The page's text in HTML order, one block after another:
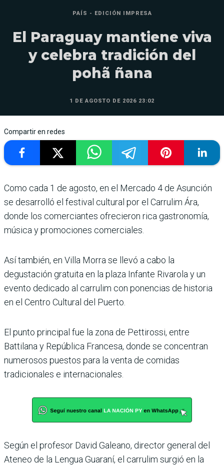
PAÍS - EDICIÓN IMPRESA
El Paraguay mantiene viva
y celebra tradición del
pohã ñana
1 DE AGOSTO DE 2026 23:02
Compartir en redes
Como cada 1 de agosto, en el Mercado 4 de Asunción
se desarrolló el festival cultural por el Carrulim Ára,
donde los comerciantes ofrecieron rica gastronomía,
música y promociones comerciales.
Así también, en Villa Morra se llevó a cabo la
degustación gratuita en la plaza Infante Rivarola y un
evento dedicado al carrulim con ponencias de historia
en el Centro Cultural del Puerto.
El punto principal fue la zona de Pettirossi, entre
Battilana y República Francesa, donde se concentran
numerosos puestos para la venta de comidas
tradicionales e internacionales.
Según el profesor David Galeano, director general del
Ateneo de la Lengua Guaraní, el carrulim surgió en la